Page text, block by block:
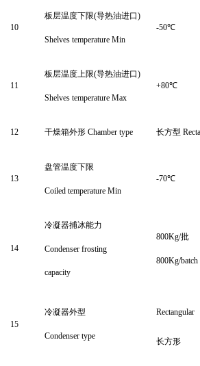
10
板层温度下限(导热油进口)
Shelves temperature Min
-50℃
11
板层温度上限(导热油进口)
Shelves temperature Max
+80℃
12 干燥箱外形 Chamber type 长方型
13
盘管温度下限
Coiled temperature Min
-70℃
14
冷凝器捕冰能力
Condenser frosting
capacity
800Kg/批
800Kg/batch
15
冷凝器外型
Condenser type
Rectangular
长方形